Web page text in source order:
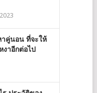
คู่นอน ที่จะให้
งาอีกต่อไป